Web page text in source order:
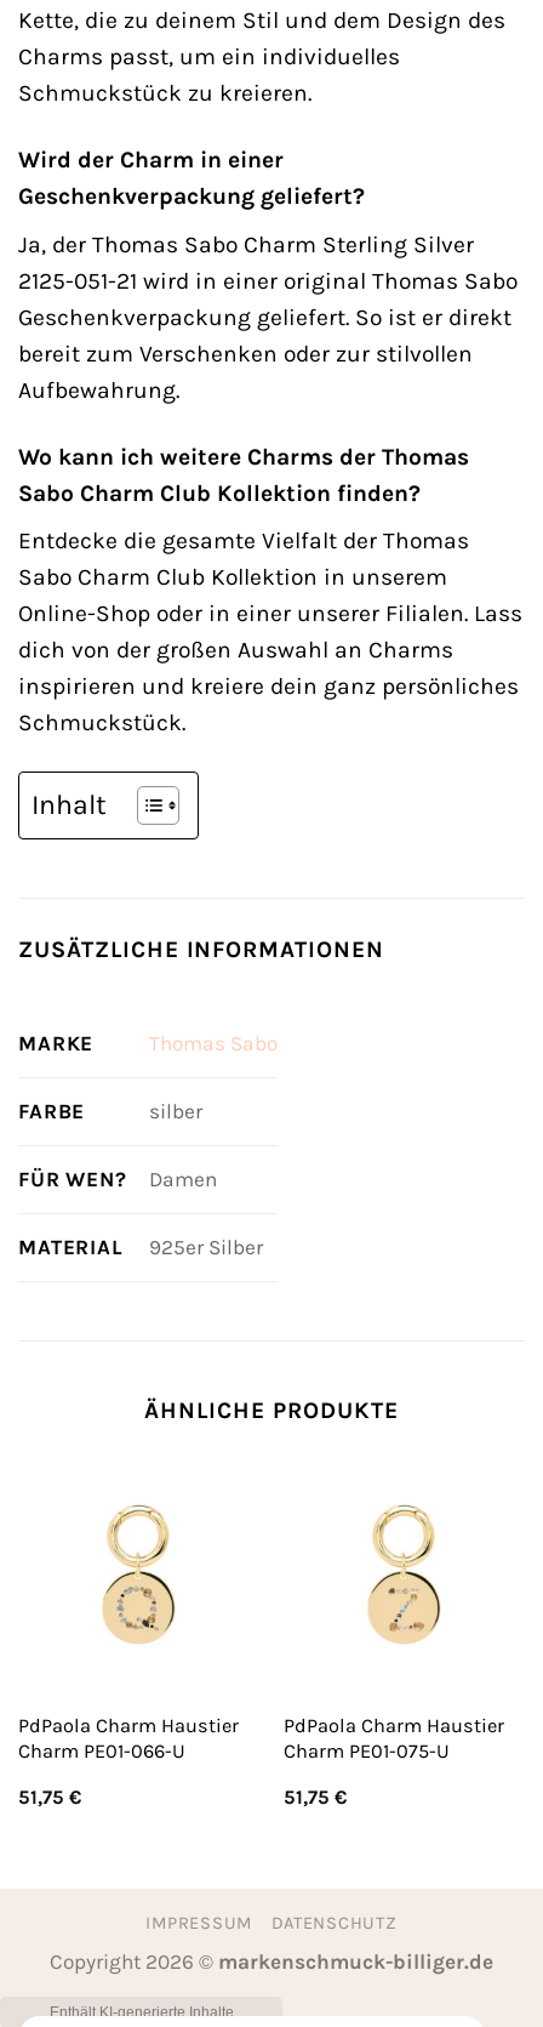
Kette, die zu deinem Stil und dem Design des
Charms passt, um ein individuelles
Schmuckstück zu kreieren.
Wird der Charm in einer
Geschenkverpackung geliefert?
Ja, der Thomas Sabo Charm Sterling Silver
2125-051-21 wird in einer original Thomas Sabo
Geschenkverpackung geliefert. So ist er direkt
bereit zum Verschenken oder zur stilvollen
Aufbewahrung.
Wo kann ich weitere Charms der Thomas
Sabo Charm Club Kollektion finden?
Entdecke die gesamte Vielfalt der Thomas
Sabo Charm Club Kollektion in unserem
Online-Shop oder in einer unserer Filialen. Lass
dich von der großen Auswahl an Charms
inspirieren und kreiere dein ganz persönliches
Schmuckstück.
Inhalt
ZUSÄTZLICHE INFORMATIONEN
MARKE Thomas Sabo
FARBE silber
FÜR WEN? Damen
MATERIAL 925er Silber
ÄHNLICHE PRODUKTE
PdPaola Charm Haustier
Charm PE01-066-U
51,75 €
PdPaola Charm Haustier
Charm PE01-075-U
51,75 €
IMPRESSUM DATENSCHUTZ
Copyright 2026 © markenschmuck-billiger.de